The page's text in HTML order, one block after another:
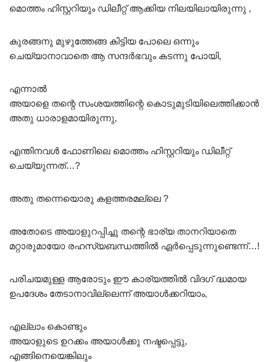
മൊത്തം ഹിസ്റ്ററിയും ഡിലീറ്റ് ആക്കിയ നിലയിലായിരുന്നു ,
കുരങ്ങനു മുഴുത്തേങ്ങ കിട്ടിയ പോലെ ഒന്നും
ചെയ്യാനാവാതെ ആ സന്ദർഭവും കടന്നു പോയി,
എന്നാൽ
അയാളെ തന്റെ സംശയത്തിന്റെ കൊടുമുടിയിലെത്തിക്കാൻ
അതു ധാരാളമായിരുന്നു,
എന്തിനവൾ ഫോണിലെ മൊത്തം ഹിസ്റ്ററിയും ഡിലീറ്റ്
ചെയ്യുന്നത്…?
അതു തന്നെയൊരു കളത്തരമല്ലെ ?
അതോടെ അയാളുറപ്പിച്ചു തന്റെ ഭാര്യ താനറിയാതെ
മറ്റാരുമായോ രഹസ്യബന്ധത്തിൽ ഏർപ്പെടുന്നുണ്ടെന്ന്…!
പരിചയമുള്ള ആരോടും ഈ കാര്യത്തിൽ വിദഗ് ദ്ധമായ
ഉപദേശം തേടാനാവില്ലെന്ന് അയാൾക്കറിയാം,
എല്ലാം കൊണ്ടും
അയാളുടെ ഉറക്കം അയാൾക്കു നഷ്ടപ്പെട്ടു,
എങ്ങിനെയെങ്കിലും